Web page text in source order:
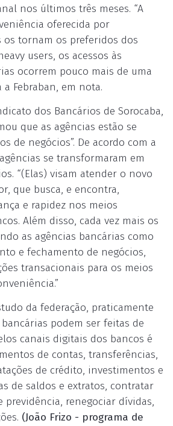
nos últimos três meses. “A
oferecida por
os tornam os preferidos dos
users, os acessos às
ocorrem pouco mais de uma
Febraban, em nota.
dos Bancários de Sorocaba,
que as agências estão se
de negócios”. De acordo com a
se transformaram em
“(Elas) visam atender o novo
que busca, e encontra,
e rapidez nos meios
Além disso, cada vez mais os
as agências bancárias como
e fechamento de negócios,
transacionais para os meios
da federação, praticamente
podem ser feitas de
canais digitais dos bancos é
de contas, transferências,
de crédito, investimentos e
de saldos e extratos, contratar
previdência, renegociar dívidas,
(João Frizo - programa de